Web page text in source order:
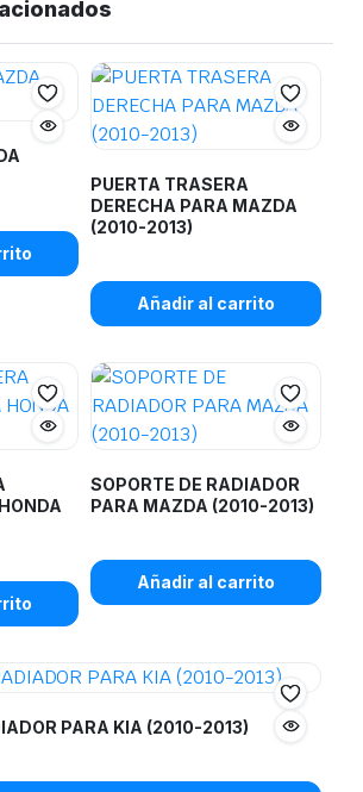
PUERTA TRASERA
DERECHA PARA MAZDA
(2010-2013)
Añadir al carrito
SOPORTE DE RADIADOR
PARA MAZDA (2010-2013)
Añadir al carrito
PARA KIA (2010-2013)